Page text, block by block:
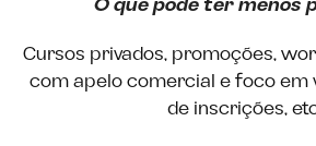
O que pode ter menos
Cursos privados, promoções,
com apelo comercial e foco em
de inscrições,